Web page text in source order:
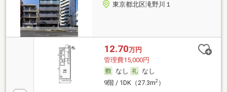
東京都北区滝野川１
12.70万円
管理費15,000円
なし
なし
9階 / 1DK（27.3m2）